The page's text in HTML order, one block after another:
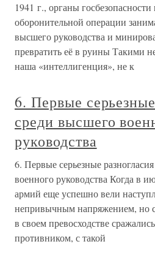
1941 г., органы
оборонительной операции
высшего руководства и
превратить её в руины Такими
наша «интеллигенция», не к
6. Первые
среди высшего
руководства
6. Первые серьезные
военного руководства Когда в
армий еще успешно вели
непривычным напряжением, но
в своем превосходстве
противником, с такой